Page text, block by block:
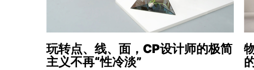
玩转点、线、面，CP设计师的极简
主义不再“性冷淡”